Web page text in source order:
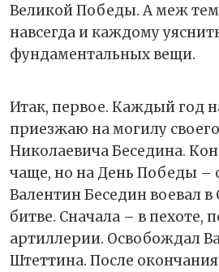
Великой Победы. А меж
навсегда и каждому
фундаментальных вещи.
Итак, первое. Каждый год
приезжаю на могилу
Николаевича Беседина.
чаще, но на День Победы –
Валентин Беседин воевал в
битве. Сначала – в пехоте,
артиллерии. Освобождал
Штеттина. После